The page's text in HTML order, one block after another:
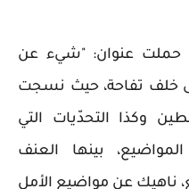
حملت عنوان: "شيء عن
خلف تفاحة، حيث نسجت
وكذا التحدّيات التي
بينها العنف
ناهيك عن مواضيع الأمل